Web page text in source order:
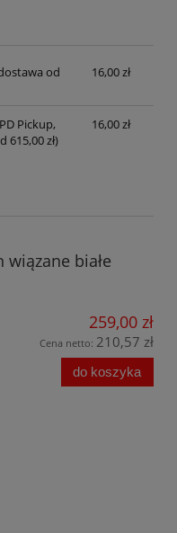
płatności
od
16,00 zł
Pickup,
zł)
16,00 zł
białe
259,00 zł
Cena netto: 210,57 zł
do koszyka